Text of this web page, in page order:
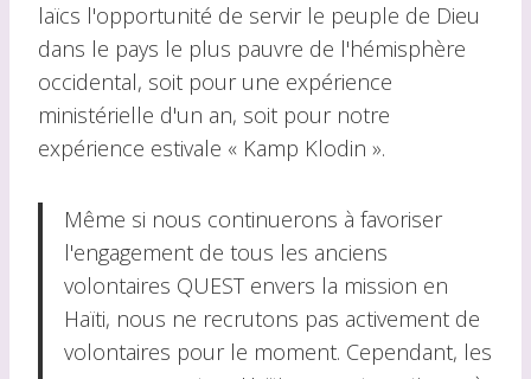
laïcs l'opportunité de servir le peuple de Dieu
dans le pays le plus pauvre de l'hémisphère
occidental, soit pour une expérience
ministérielle d'un an, soit pour notre
expérience estivale « Kamp Klodin ».
Même si nous continuerons à favoriser
l'engagement de tous les anciens
volontaires QUEST envers la mission en
Haïti, nous ne recrutons pas activement de
volontaires pour le moment. Cependant, les